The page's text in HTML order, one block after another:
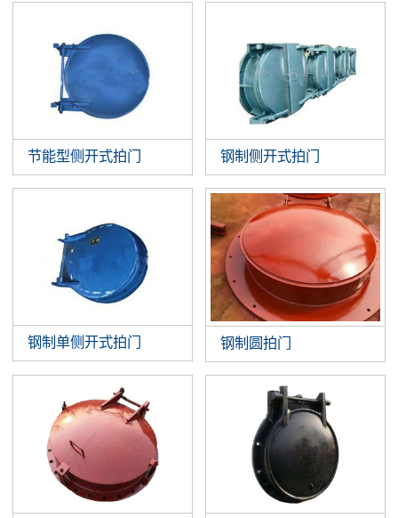
节能型侧开式拍门 钢制侧开式拍门
钢制单侧开式拍门 钢制圆拍门